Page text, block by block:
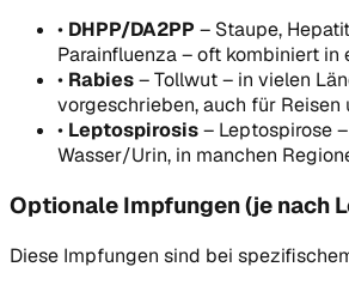
• DHPP/DA2PP – Staupe,
Parainfluenza – oft kombiniert in
• Rabies–Tollwut – in vielen
vorgeschrieben, auch für Reisen
• Leptospirosis– Leptospirose
Wasser/Urin, in manchen
Optionale Impfungen (je nach
Diese Impfungen sind bei